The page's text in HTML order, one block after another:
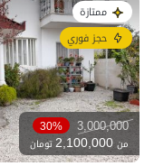
ممتازة
حجز فوري
3,000,000
30%
من 2,100,000تومان